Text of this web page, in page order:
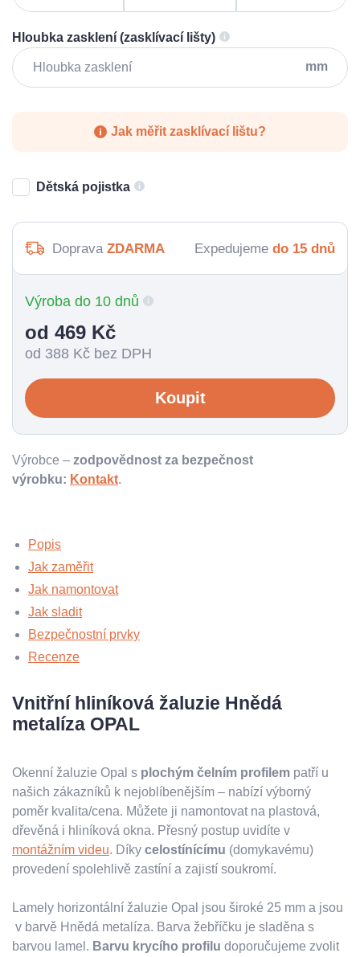
Hloubka zasklení (zasklívací lišty)
mm
Jak měřit zasklívací lištu?
Dětská pojistka
Doprava ZDARMA Expedujeme do 15 dnů
Výroba do 10 dnů
od 469 Kč
od 388 Kč bez DPH
Koupit
Výrobce – zodpovědnost za bezpečnost
výrobku: Kontakt.
Popis
Jak zaměřit
Jak namontovat
Jak sladit
Bezpečnostní prvky
Recenze
Vnitřní hliníková žaluzie Hnědá
metalíza OPAL
Okenní žaluzie Opal s plochým čelním profilem patří u
našich zákazníků k nejoblíbenějším – nabízí výborný
poměr kvalita/cena. Můžete ji namontovat na plastová,
dřevěná i hliníková okna. Přesný postup uvidíte v
montážním videu. Díky celostínícímu (domykavému)
provedení spolehlivě zastíní a zajistí soukromí.
Lamely horizontální žaluzie Opal jsou široké 25 mm a jsou
v barvě Hnědá metalíza. Barva žebříčku je sladěna s
barvou lamel. Barvu krycího profilu doporučujeme zvolit